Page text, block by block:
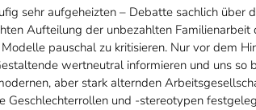
sehr aufgeheizten – Debatte sachlich über
Aufteilung der unbezahlten Familienarbeit
pauschal zu kritisieren. Nur vor dem
wertneutral informieren und uns so
aber stark alternden
Geschlechterrollen und -stereotypen